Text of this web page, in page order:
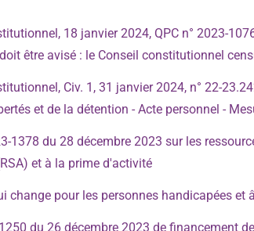
18 janvier 2024, QPC n° 2023-
être avisé : le Conseil constitutionnel
Civ. 1, 31 janvier 2024, n° 22-
et de la détention - Acte personnel -
1378 du 28 décembre 2023 sur les
et à la prime d'activité
change pour les personnes handicapées et
du 26 décembre 2023 de financement